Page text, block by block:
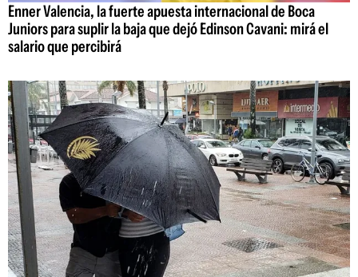
Enner Valencia, la fuerte apuesta internacional de Boca
Juniors para suplir la baja que dejó Edinson Cavani: mirá el
salario que percibirá